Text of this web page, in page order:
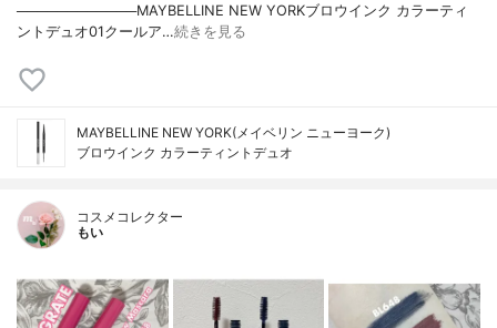
────────────MAYBELLINE NEW YORKブロウインク カラーティ
ントデュオ01クールア…続きを見る
MAYBELLINE NEW YORK(メイベリン ニューヨーク)
ブロウインク カラーティントデュオ
コスメコレクター
もい